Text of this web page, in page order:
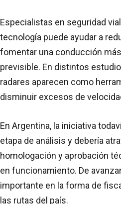
Especialistas en seguridad
tecnología puede ayudar a
fomentar una conducción
previsible. En distintos
radares aparecen como
disminuir excesos de
En Argentina, la iniciativa
etapa de análisis y debería
homologación y aprobación
en funcionamiento. De
importante en la forma de
las rutas del país.